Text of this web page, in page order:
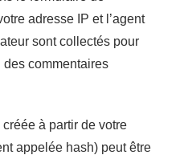
adresse IP et l’agent
sont collectés pour
commentaires
à partir de votre
appelée hash) peut être